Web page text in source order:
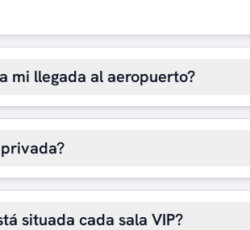
mi llegada al aeropuerto?
situada cada sala VIP?